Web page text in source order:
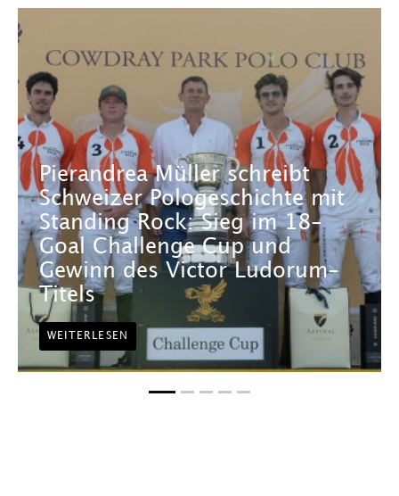
Pierandrea Müller schreibt
Schweizer Pologeschichte mit
Standing Rock: Sieg im 18-
Goal Challenge Cup und
Gewinn des Victor Ludorum-
Titels
WEITERLESEN